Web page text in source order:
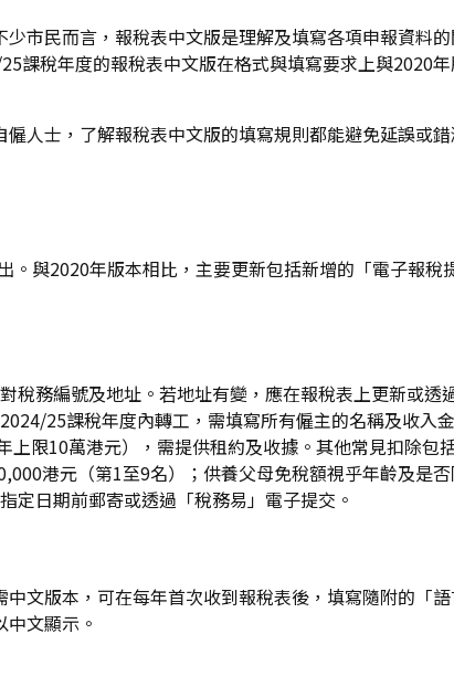
市民而言，報稅表中文版是理解及填寫各項申報資料
課稅年度的報稅表中文版在格式與填寫要求上與2020
人士，了解報稅表中文版的填寫規則都能避免延誤或
與2020年版本相比，主要更新包括新增的「電子報
稅務編號及地址。若地址有變，應在報稅表上更新或透
25課稅年度內轉工，需填寫所有僱主的名稱及收入
限10萬港元），需提供租約及收據。其他常見扣除包
港元（第1至9名）；供養父母免稅額視乎年齡及是否
定日期前郵寄或透過「稅務易」電子提交。
文版本，可在每年首次收到報稅表後，填寫隨附的「
文顯示。